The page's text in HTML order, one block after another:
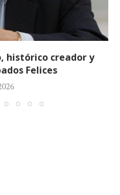
de Nafer Durán:
en...